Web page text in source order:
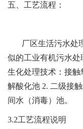
五、工艺流程：
厂区生活污水处理
似的工业有机污水
生化处理技术：接
解酸化池 2. 二级接
间水（消毒）池。
3.2工艺流程说明